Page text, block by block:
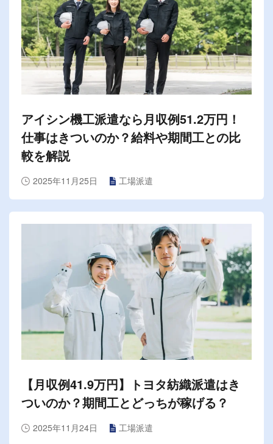
アイシン機工派遣なら月収例51.2万円！
仕事はきついのか？給料や期間工との比
較を解説
2025年11月25日 工場派遣
【月収例41.9万円】トヨタ紡織派遣はき
ついのか？期間工とどっちが稼げる？
2025年11月24日 工場派遣